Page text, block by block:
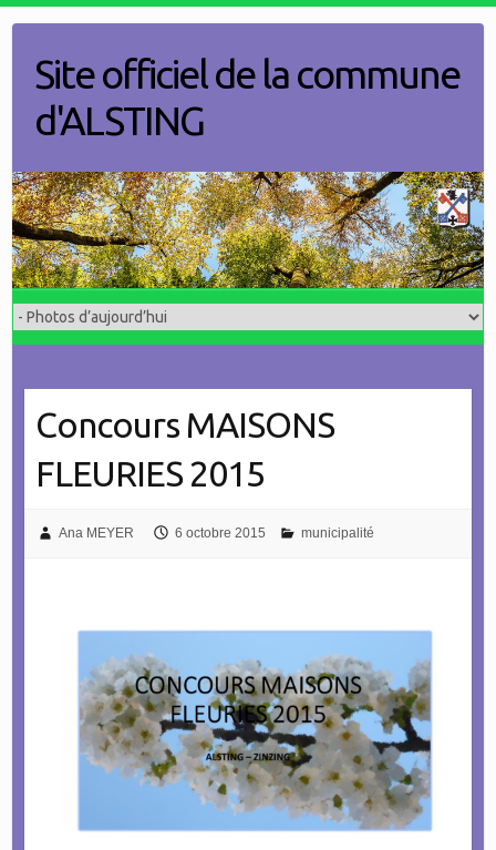
contentSite officiel de la commune
d'ALSTING
Concours MAISONS
FLEURIES 2015
Ana MEYER 6 octobre 2015 municipalité